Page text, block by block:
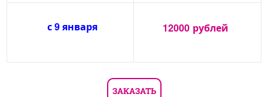
с 9 января 12000 рублей
ЗАКАЗАТЬ